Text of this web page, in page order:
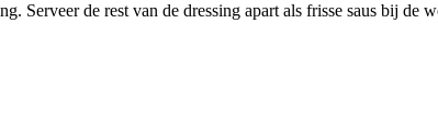
Serveer de rest van de dressing apart als frisse saus bij de